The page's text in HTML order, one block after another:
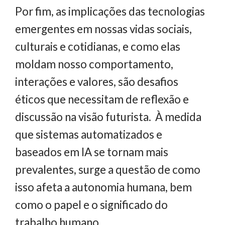
Por fim, as implicações das tecnologias
emergentes em nossas vidas sociais,
culturais e cotidianas, e como elas
moldam nosso comportamento,
interações e valores, são desafios
éticos que necessitam de reflexão e
discussão na visão futurista. À medida
que sistemas automatizados e
baseados em IA se tornam mais
prevalentes, surge a questão de como
isso afeta a autonomia humana, bem
como o papel e o significado do
trabalho humano.